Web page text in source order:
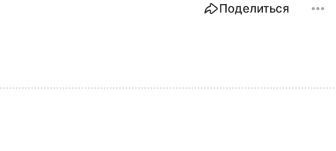
Поделиться